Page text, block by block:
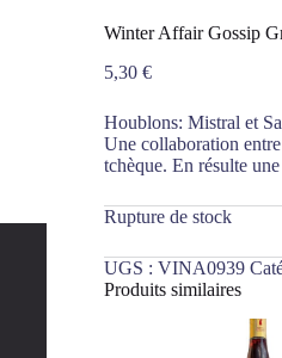
Winter Affair Gossip
5,30 €
Houblons: Mistral et
Une collaboration
tchèque. En résulte
Rupture de stock
UGS : VINA0939
Produits similaires